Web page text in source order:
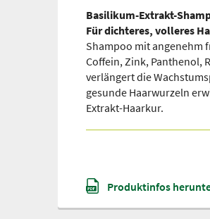
Basilikum-Extrakt-
Für dichteres, volleres
Shampoo mit angenehm
Coffein, Zink, Panthenol,
verlängert die
gesunde Haarwurzeln
Extrakt-Haarkur.
Produktinfos